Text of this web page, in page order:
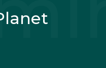
dénude, se baigne
la mine réjouie,
heureuse,